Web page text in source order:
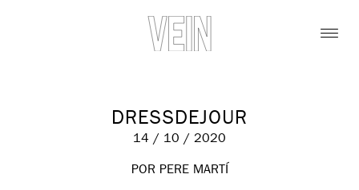
DRESSDEJOUR
14 / 10 / 2020
POR PERE MARTÍ